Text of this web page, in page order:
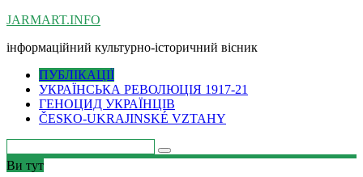
Skip
content
JARMART.INFO
інформаційний культурно-історичний вісник
ПУБЛІКАЦІЇ
УКРАЇНСЬКА РЕВОЛЮЦІЯ 1917-21
ГЕНОЦИД УКРАЇНЦІВ
ČESKO-UKRAJINSKÉ VZTAHY
Ви тут